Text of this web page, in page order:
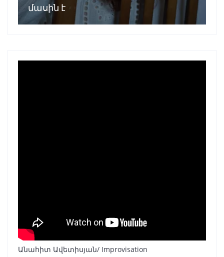
մասին է
Անահիտ Ավետիսյան/ Improvisation